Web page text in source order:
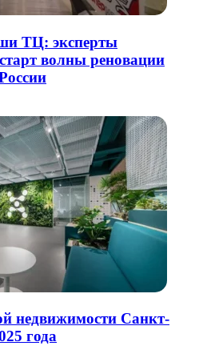
ТЦ: эксперты
волны реновации
недвижимости Санкт-
года